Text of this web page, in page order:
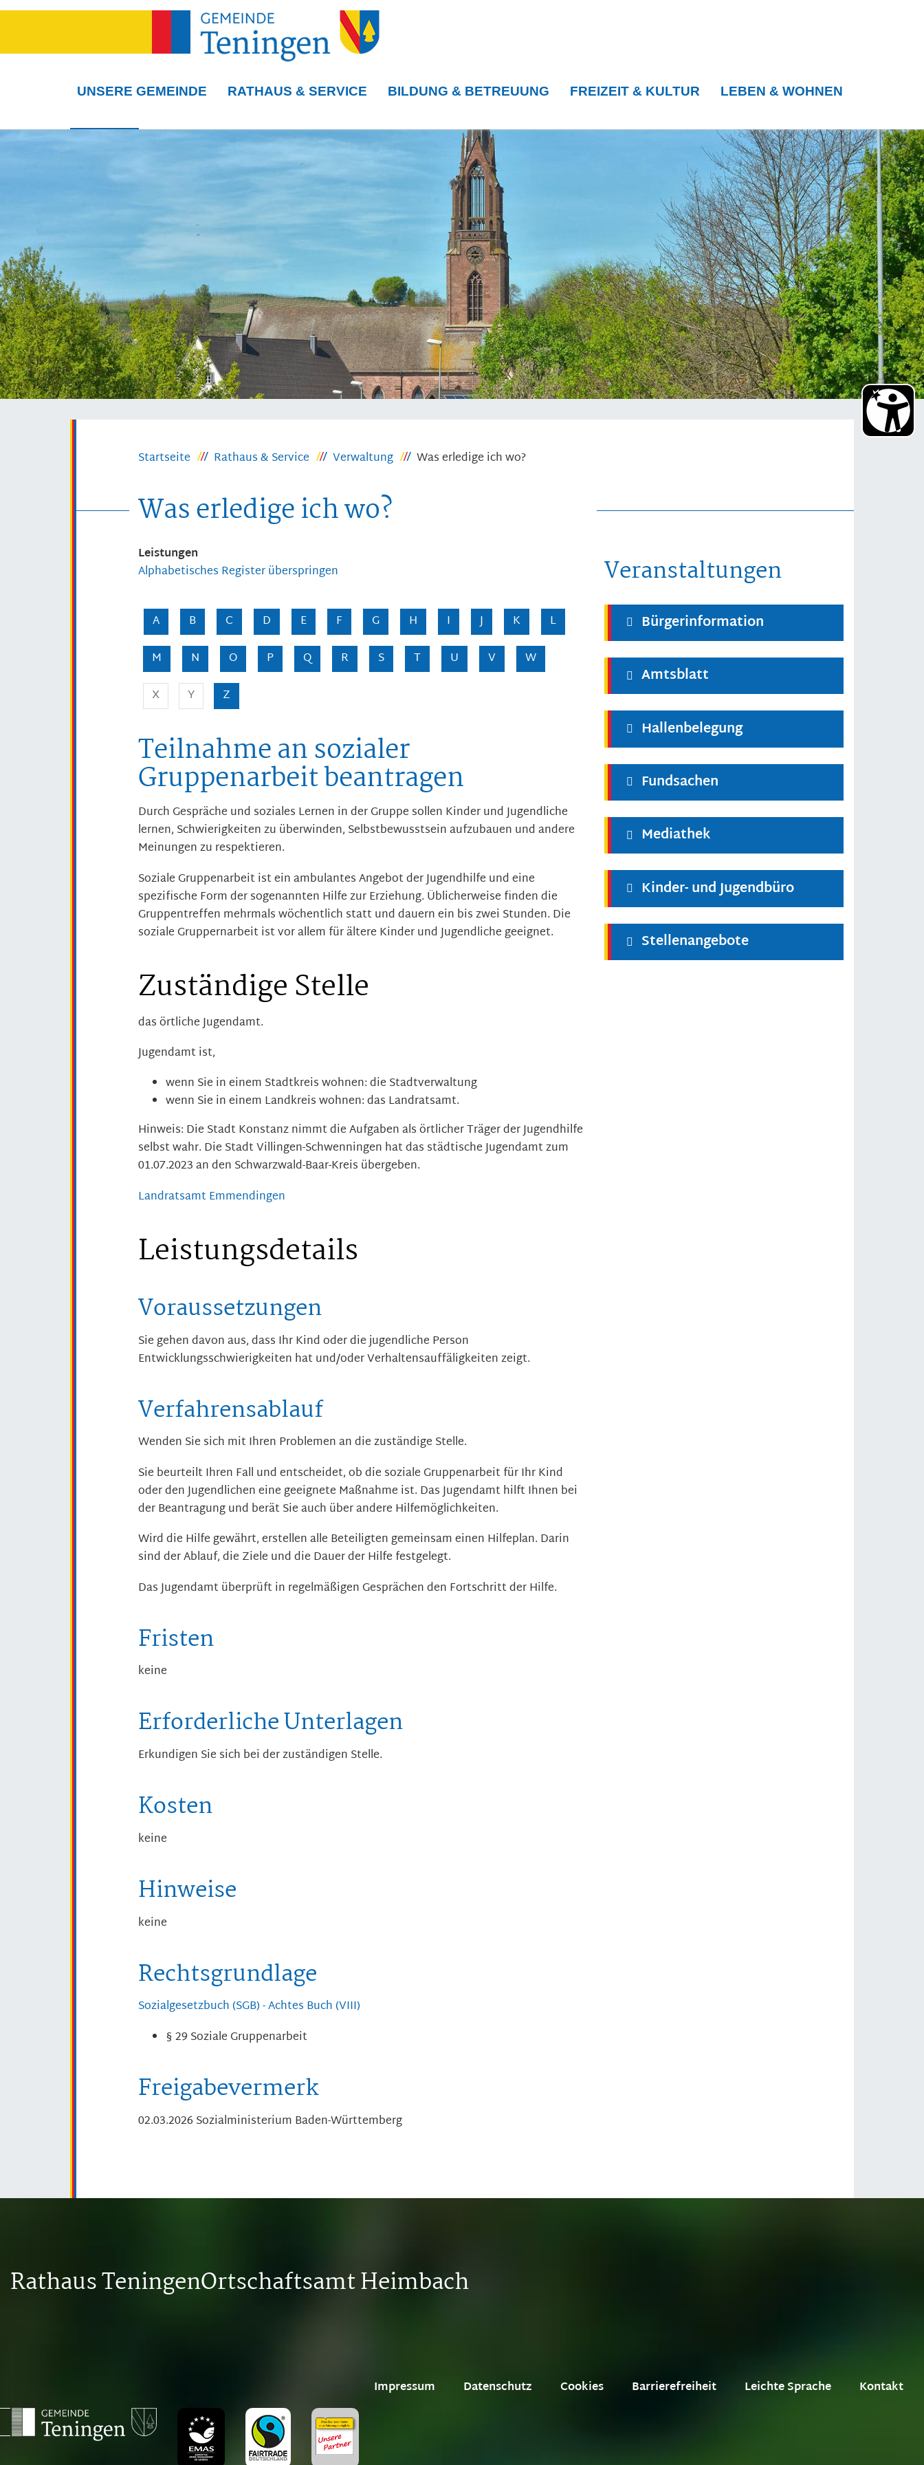
UNSERE GEMEINDE RATHAUS & SERVICE BILDUNG & BETREUUNG FREIZEIT & KULTUR LEBEN & WOHNEN
Startseite Rathaus & Service Verwaltung Was erledige ich wo?
Was erledige ich wo?
Leistungen
Alphabetisches Register überspringen
A B C D E F G H I J K
L
M
N O P Q R S T U V
W
X
Y Z
Teilnahme an sozialer
Gruppenarbeit beantragen
Durch Gespräche und soziales Lernen in der Gruppe sollen Kinder und Jugendliche
lernen, Schwierigkeiten zu überwinden, Selbstbewusstsein aufzubauen und andere
Meinungen zu respektieren.
Soziale Gruppenarbeit ist ein ambulantes Angebot der Jugendhilfe und eine
spezifische Form der sogenannten Hilfe zur Erziehung. Üblicherweise finden die
Gruppentreffen mehrmals wöchentlich statt und dauern ein bis zwei Stunden. Die
soziale Gruppernarbeit ist vor allem für ältere Kinder und Jugendliche geeignet.
Zuständige Stelle
das örtliche Jugendamt.
Jugendamt ist,
wenn Sie in einem Stadtkreis wohnen: die Stadtverwaltung
wenn Sie in einem Landkreis wohnen: das Landratsamt.
Hinweis: Die Stadt Konstanz nimmt die Aufgaben als örtlicher Träger der Jugendhilfe
selbst wahr. Die Stadt Villingen-Schwenningen hat das städtische Jugendamt zum
01.07.2023 an den Schwarzwald-Baar-Kreis übergeben.
Landratsamt Emmendingen
Leistungsdetails
Voraussetzungen
Sie gehen davon aus, dass Ihr Kind oder die jugendliche Person
Entwicklungsschwierigkeiten hat und/oder Verhaltensauffäligkeiten zeigt.
Verfahrensablauf
Wenden Sie sich mit Ihren Problemen an die zuständige Stelle.
Sie beurteilt Ihren Fall und entscheidet, ob die soziale Gruppenarbeit für Ihr Kind
oder den Jugendlichen eine geeignete Maßnahme ist. Das Jugendamt hilft Ihnen bei
der Beantragung und berät Sie auch über andere Hilfemöglichkeiten.
Wird die Hilfe gewährt, erstellen alle Beteiligten gemeinsam einen Hilfeplan. Darin
sind der Ablauf, die Ziele und die Dauer der Hilfe festgelegt.
Das Jugendamt überprüft in regelmäßigen Gesprächen den Fortschritt der Hilfe.
Fristen
keine
Erforderliche Unterlagen
Erkundigen Sie sich bei der zuständigen Stelle.
Kosten
keine
Hinweise
keine
Rechtsgrundlage
Sozialgesetzbuch (SGB) - Achtes Buch (VIII)
§ 29Soziale Gruppenarbeit
Freigabevermerk
02.03.2026 Sozialministerium Baden-Württemberg
Veranstaltungen
Bürgerinformation
Amtsblatt
Hallenbelegung
Fundsachen
Mediathek
Kinder- und Jugendbüro
Stellenangebote
Rathaus TeningenOrtschaftsamt Heimbach
Impressum Datenschutz Cookies Barrierefreiheit Leichte Sprache Kontakt